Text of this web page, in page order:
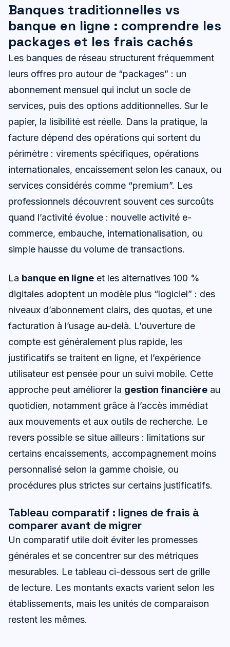
Banques traditionnelles vs
banque en ligne : comprendre les
packages et les frais cachés
Les banques de réseau structurent fréquemment
leurs offres pro autour de “packages” : un
abonnement mensuel qui inclut un socle de
services, puis des options additionnelles. Sur le
papier, la lisibilité est réelle. Dans la pratique, la
facture dépend des opérations qui sortent du
périmètre : virements spécifiques, opérations
internationales, encaissement selon les canaux, ou
services considérés comme “premium”. Les
professionnels découvrent souvent ces surcoûts
quand l’activité évolue : nouvelle activité e-
commerce, embauche, internationalisation, ou
simple hausse du volume de transactions.
La banque en ligne et les alternatives 100 %
digitales adoptent un modèle plus “logiciel” : des
niveaux d’abonnement clairs, des quotas, et une
facturation à l’usage au-delà. L’ouverture de
compte est généralement plus rapide, les
justificatifs se traitent en ligne, et l’expérience
utilisateur est pensée pour un suivi mobile. Cette
approche peut améliorer la gestion financière au
quotidien, notamment grâce à l’accès immédiat
aux mouvements et aux outils de recherche. Le
revers possible se situe ailleurs : limitations sur
certains encaissements, accompagnement moins
personnalisé selon la gamme choisie, ou
procédures plus strictes sur certains justificatifs.
Tableau comparatif : lignes de frais à
comparer avant de migrer
Un comparatif utile doit éviter les promesses
générales et se concentrer sur des métriques
mesurables. Le tableau ci-dessous sert de grille
de lecture. Les montants exacts varient selon les
établissements, mais les unités de comparaison
restent les mêmes.